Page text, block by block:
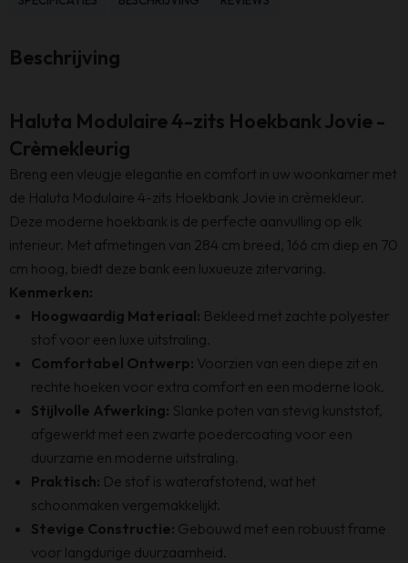
Beschrijving
Haluta Modulaire 4-zits Hoekbank Jovie -
Crèmekleurig
Breng een vleugje elegantie en comfort in uw woonkamer met
de Haluta Modulaire 4-zits Hoekbank Jovie in crèmekleur.
Deze moderne hoekbank is de perfecte aanvulling op elk
interieur. Met afmetingen van 284 cm breed, 166 cm diep en 70
cm hoog, biedt deze bank een luxueuze zitervaring.
Kenmerken:
Hoogwaardig Materiaal: Bekleed met zachte polyester
stof voor een luxe uitstraling.
Comfortabel Ontwerp: Voorzien van een diepe zit en
rechte hoeken voor extra comfort en een moderne look.
Stijlvolle Afwerking: Slanke poten van stevig kunststof,
afgewerkt met een zwarte poedercoating voor een
duurzame en moderne uitstraling.
Praktisch: De stof is waterafstotend, wat het
schoonmaken vergemakkelijkt.
Stevige Constructie: Gebouwd met een robuust frame
voor langdurige duurzaamheid.